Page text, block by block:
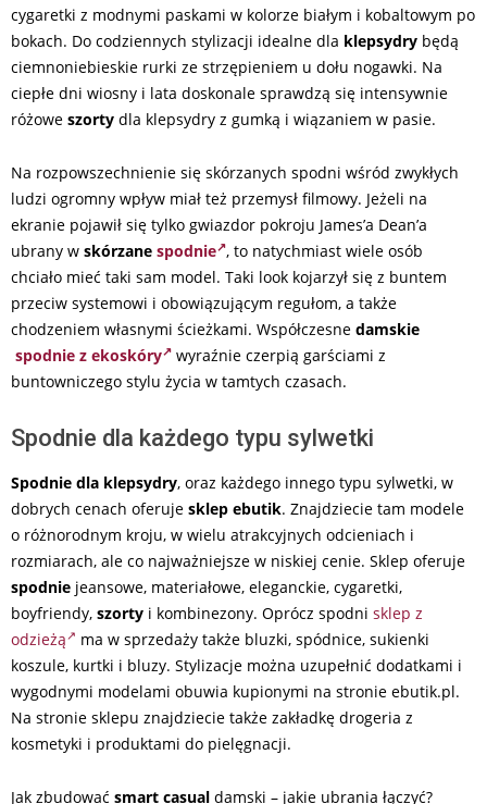
cygaretki z modnymi paskami w kolorze białym i kobaltowym po
bokach. Do codziennych stylizacji idealne dla klepsydry będą
ciemnoniebieskie rurki ze strzępieniem u dołu nogawki. Na
ciepłe dni wiosny i lata doskonale sprawdzą się intensywnie
różowe szorty dla klepsydry z gumką i wiązaniem w pasie.
Na rozpowszechnienie się skórzanych spodni wśród zwykłych
ludzi ogromny wpływ miał też przemysł filmowy. Jeżeli na
ekranie pojawił się tylko gwiazdor pokroju James’a Dean’a
ubrany w skórzane spodnie , to natychmiast wiele osób
chciało mieć taki sam model. Taki look kojarzył się z buntem
przeciw systemowi i obowiązującym regułom, a także
chodzeniem własnymi ścieżkami. Współczesne damskie
spodnie z ekoskóry
wyraźnie czerpią garściami z
buntowniczego stylu życia w tamtych czasach.
Spodnie dla każdego typu sylwetki
Spodnie dla klepsydry, oraz każdego innego typu sylwetki, w
dobrych cenach oferuje sklep ebutik. Znajdziecie tam modele
o różnorodnym kroju, w wielu atrakcyjnych odcieniach i
rozmiarach, ale co najważniejsze w niskiej cenie. Sklep oferuje
spodnie jeansowe, materiałowe, eleganckie, cygaretki,
boyfriendy, szorty i kombinezony. Oprócz spodni sklep z
odzieżą
ma w sprzedaży także bluzki, spódnice, sukienki
koszule, kurtki i bluzy. Stylizacje można uzupełnić dodatkami i
wygodnymi modelami obuwia kupionymi na stronie ebutik.pl.
Na stronie sklepu znajdziecie także zakładkę drogeria z
kosmetyki i produktami do pielęgnacji.
Jak zbudować smart casual damski – jakie ubrania łączyć?